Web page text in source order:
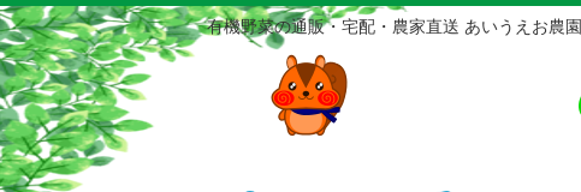
有機野菜の通販・宅配・農家直送 あいうえお農園